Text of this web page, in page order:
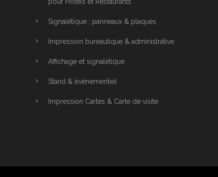
Signalétique : panneaux & plaques
Impression bureautique & administrative
Affichage et signalétique
Stand & événementiel
Impression Cartes & Carte de visite